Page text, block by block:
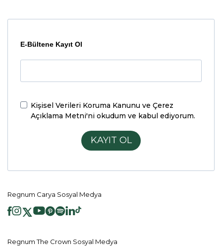
E-Bültene Kayıt Ol
Kişisel Verileri Koruma Kanunu ve Çerez
Açıklama Metni'ni okudum ve kabul ediyorum.
KAYIT OL
Regnum Carya Sosyal Medya
Regnum The Crown Sosyal Medya